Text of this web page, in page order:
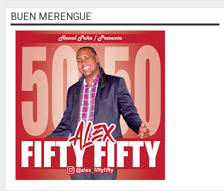
BUEN MERENGUE